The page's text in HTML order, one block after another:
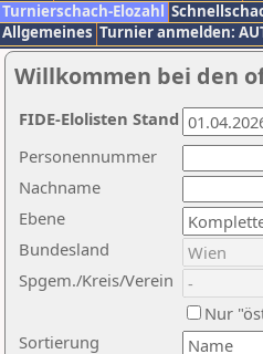
Turnierschach-Elozahl
Allgemeines Turnier anmelden:
Willkommen bei den
Nachname
Ebene
Sortierung
Personennummer
Bundesland
Spgem./Kreis/Verein
Nur
FIDE-Elolisten Stand